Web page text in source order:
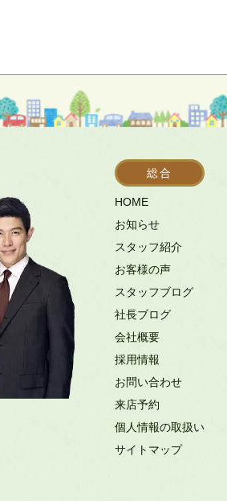
総合
HOME
お知らせ
スタッフ紹介
お客様の声
スタッフブログ
社長ブログ
会社概要
採用情報
お問い合わせ
来店予約
個人情報の取扱い
サイトマップ